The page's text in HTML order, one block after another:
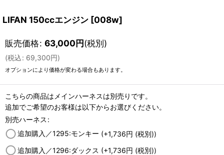
LIFAN 150ccエンジン [008w]
販売価格: 63,000円(税別)
(税込: 69,300円)
オプションにより価格が変わる場合もあります。
こちらの商品はメインハーネスは別売りです。
追加でご希望のお客様は以下からお選びください。
別売ハーネス :
追加購入／1295:モンキー (+1,736円 (税別))
追加購入／1296:ダックス (+1,736円 (税別))